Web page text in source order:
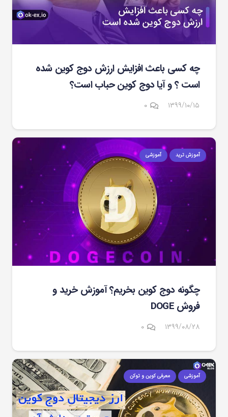
چه کسی باعث افزایش ارزش دوج کوین شده
است ؟ و آیا دوج کوین حباب است؟
۱۳۹۹/۱۰/۱۵ ۰
آموزش ترید آموزشی
چگونه دوج کوین بخریم؟ آموزش خرید و
فروش DOGE
۱۳۹۹/۰۸/۲۸ ۰
آموزشی معرفی کوین و توکن